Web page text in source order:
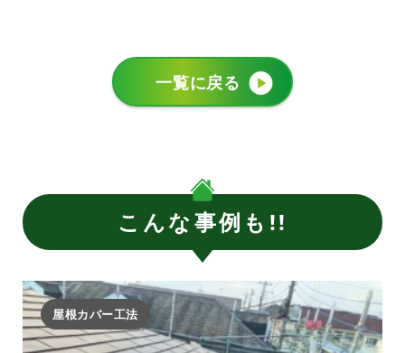
一覧に戻る
こんな事例も!!
屋根カバー工法